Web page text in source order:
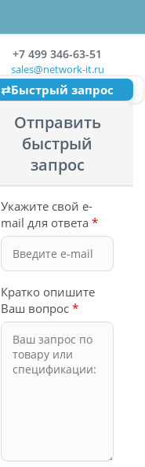
+7 499 346-63-51
sales@network-it.ru
⇄Быстрый запрос
Отправить
быстрый
запрос
Укажите свой e-
mail для ответа *
Кратко опишите
Ваш вопрос *